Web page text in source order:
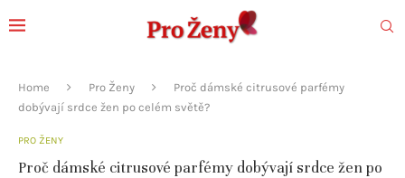
Home Pro Ženy
Proč dámské citrusové parfémy
dobývají srdce žen po celém světě?
PRO ŽENY
Proč dámské citrusové parfémy dobývají srdce žen po